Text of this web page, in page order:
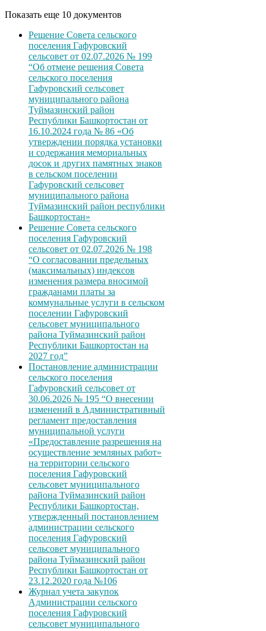
Показать еще 10 документов
Решение Совета сельского
поселения Гафуровский
сельсовет от 02.07.2026 № 199
“Об отмене решения Совета
сельского поселения
Гафуровский сельсовет
муниципального района
Туймазинский район
Республики Башкортостан от
16.10.2024 года № 86 «Об
утверждении порядка установки
и содержания мемориальных
досок и других памятных знаков
в сельском поселении
Гафуровский сельсовет
муниципального района
Туймазинский район республики
Башкортостан»
Решение Совета сельского
поселения Гафуровский
сельсовет от 02.07.2026 № 198
“О согласовании предельных
(максимальных) индексов
изменения размера вносимой
гражданами платы за
коммунальные услуги в сельском
поселении Гафуровский
сельсовет муниципального
района Туймазинский район
Республики Башкортостан на
2027 год”
Постановление администрации
сельского поселения
Гафуровский сельсовет от
30.06.2026 № 195 “О внесении
изменений в Административный
регламент предоставления
муниципальной услуги
«Предоставление разрешения на
осуществление земляных работ»
на территории сельского
поселения Гафуровский
сельсовет муниципального
района Туймазинский район
Республики Башкортостан,
утвержденный постановлением
администрации сельского
поселения Гафуровский
сельсовет муниципального
района Туймазинский район
Республики Башкортостан от
23.12.2020 года №106
Журнал учета закупок
Администрации сельского
поселения Гафуровский
сельсовет муниципального